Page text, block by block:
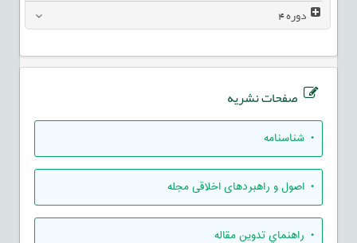
دوره4
صفحات نشریه
• شناسنامه
• اصول و راهبردهای اخلاقی مجله
• راهنماي تدوين مقاله